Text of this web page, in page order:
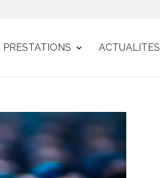
PRESTATIONS ACTUALITES